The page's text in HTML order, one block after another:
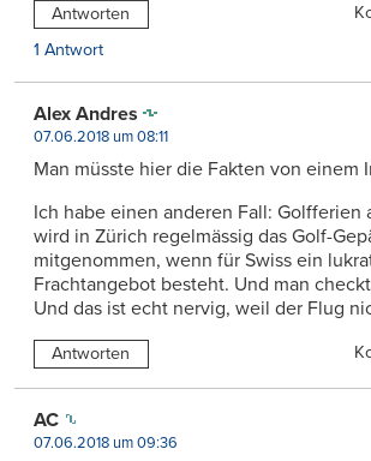
Antworten
1 Antwort
Alex Andres
07.06.2018 um 08:11
Man müsste hier die Fakten von einem
Ich habe einen anderen Fall: Golfferien
wird in Zürich regelmässig das Golf-
mitgenommen, wenn für Swiss ein
Frachtangebot besteht. Und man
Und das ist echt nervig, weil der Flug
Antworten
AC
07.06.2018 um 09:36